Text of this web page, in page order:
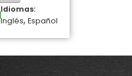
Idiomas:
Inglés, Español